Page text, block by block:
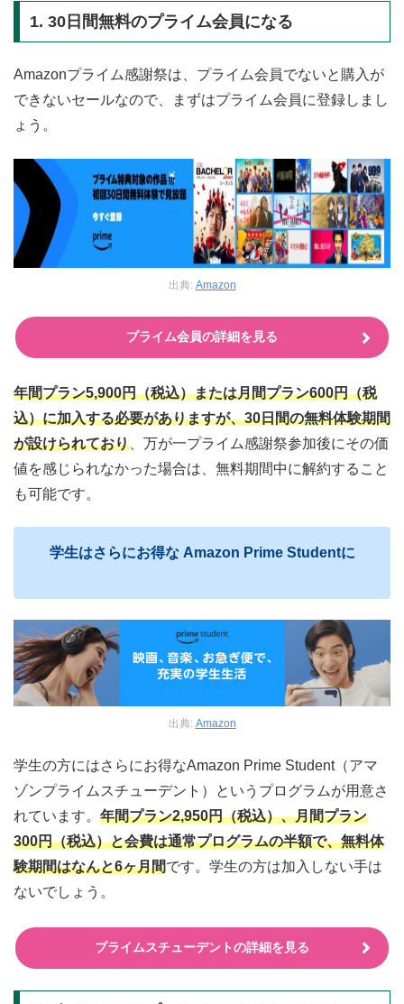
1. 30日間無料のプライム会員になる
Amazonプライム感謝祭は、プライム会員でないと購入が
できないセールなので、まずはプライム会員に登録しまし
ょう。
出典: Amazon
プライム会員の詳細を見る
年間プラン5,900円（税込）または月間プラン600円（税
込）に加入する必要がありますが、30日間の無料体験期間
が設けられており 、万が一プライム感謝祭参加後にその価
値を感じられなかった場合は、無料期間中に解約すること
も可能です。
学生はさらにお得な Amazon Prime Studentに
出典: Amazon
学生の方にはさらにお得なAmazon Prime Student（アマ
ゾンプライムスチューデント）というプログラムが用意さ
れています。 年間プラン2,950円（税込）、月間プラン
300円（税込）と会費は通常プログラムの半額で、無料体
験期間はなんと6ヶ月間です。学生の方は加入しない手は
ないでしょう。
プライムスチューデントの詳細を見る